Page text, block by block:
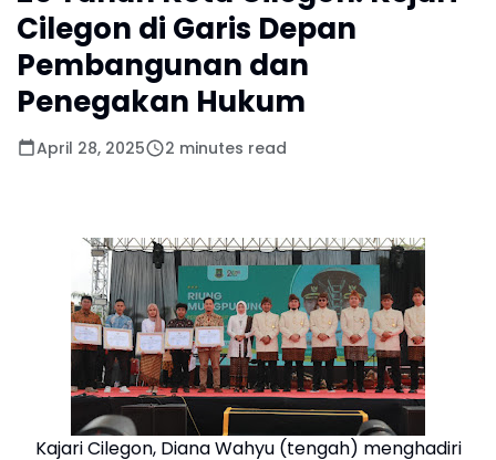
Cilegon di Garis Depan
Pembangunan dan
Penegakan Hukum
April 28, 2025 2 minutes read
Kajari Cilegon, Diana Wahyu (tengah) menghadiri